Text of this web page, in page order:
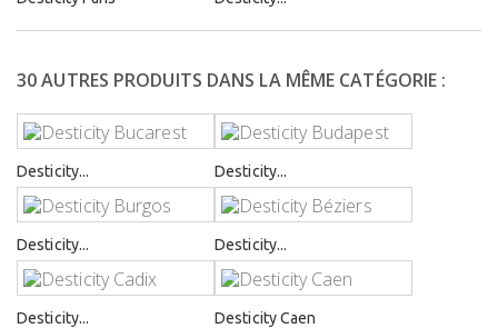
30 AUTRES PRODUITS DANS LA MÊME CATÉGORIE :
Desticity... Desticity...
Desticity... Desticity...
Desticity... Desticity Caen